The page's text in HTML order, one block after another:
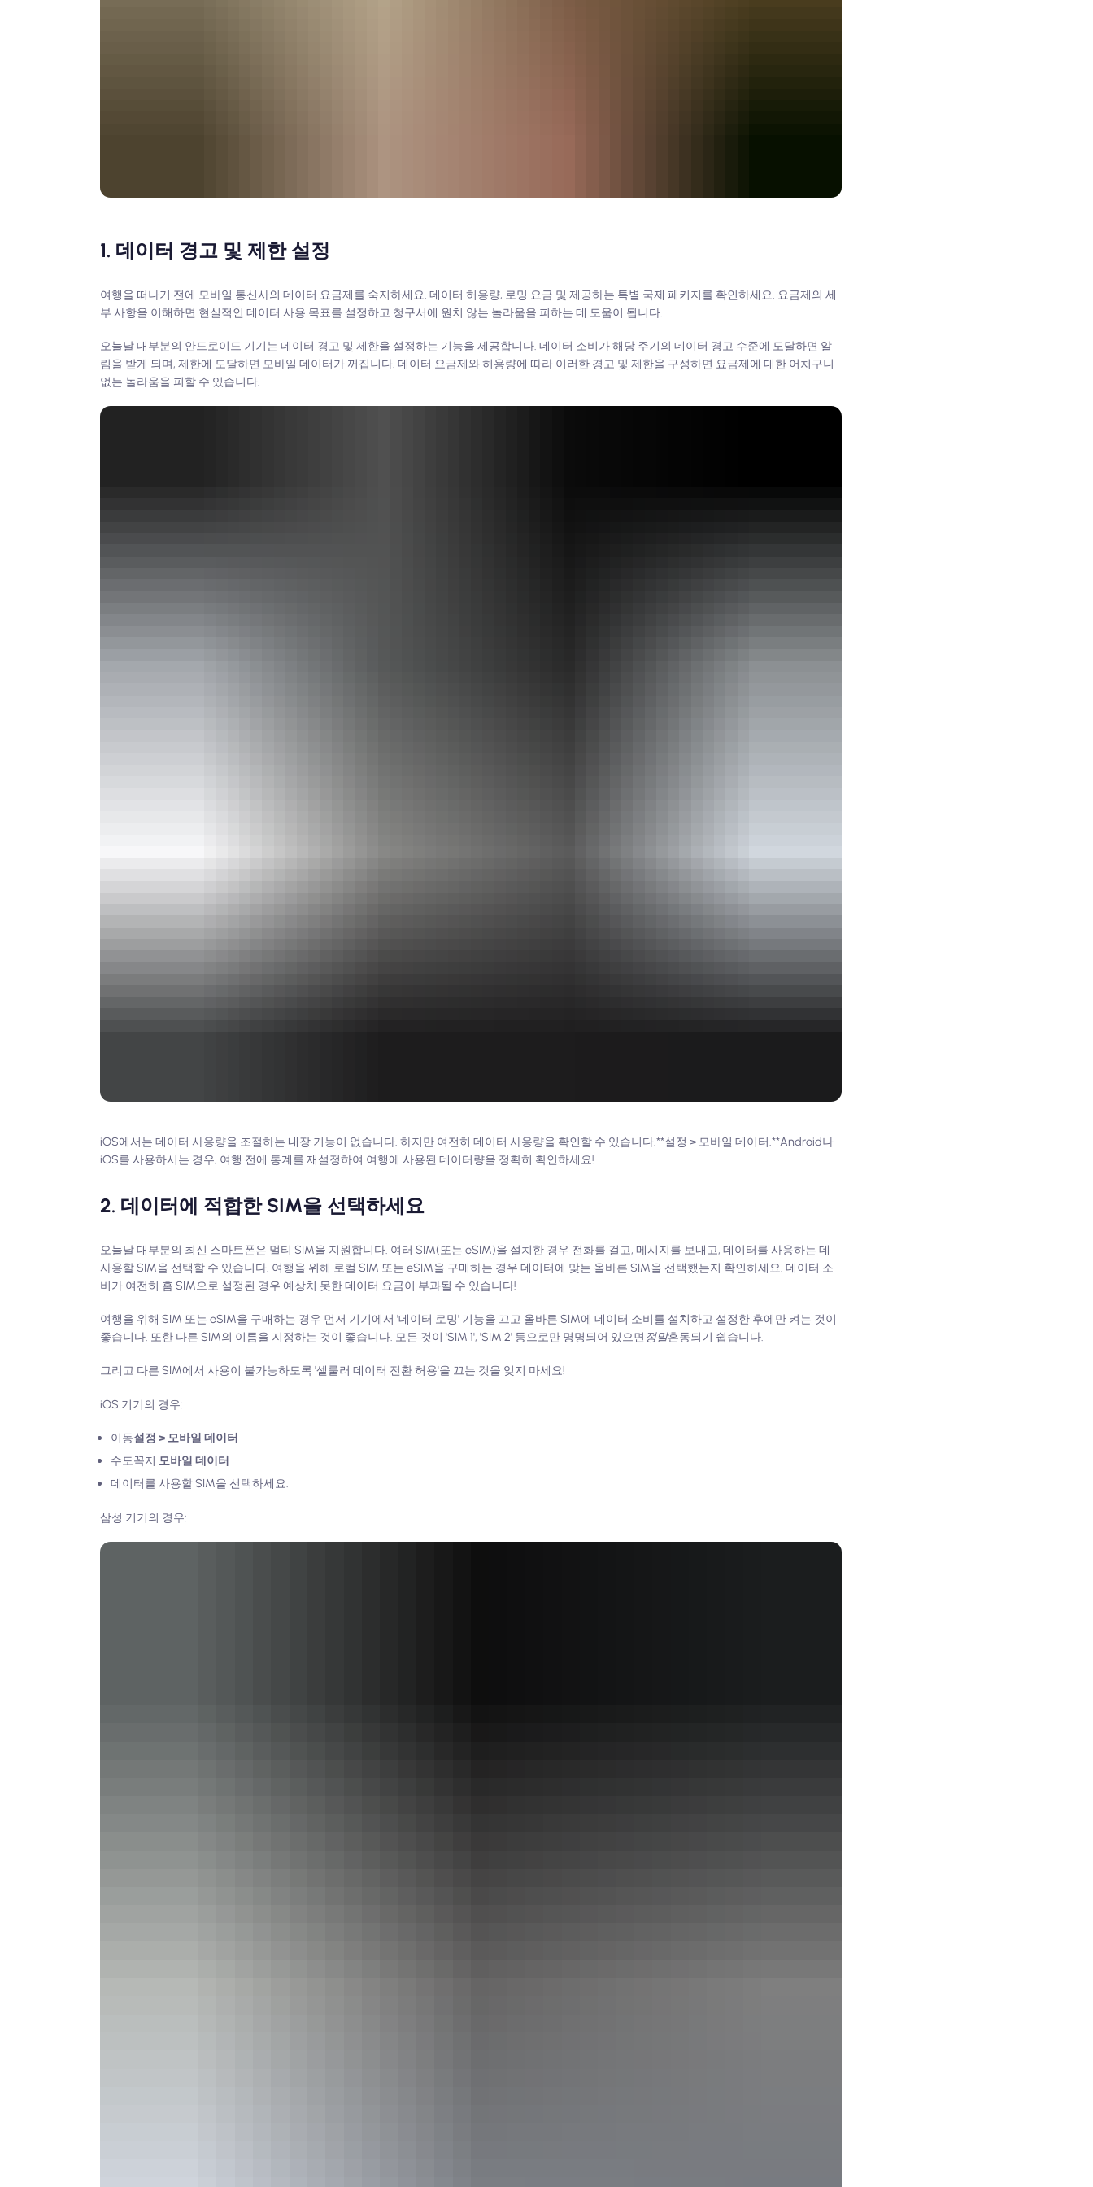
1. 데이터 경고 및 제한 설정
여행을 떠나기 전에 모바일 통신사의 데이터 요금제를 숙지하세요. 데이터 허용량, 로밍 요금 및 제공하는 특별 국제 패키지를 확인하세요. 요금제의 세
부 사항을 이해하면 현실적인 데이터 사용 목표를 설정하고 청구서에 원치 않는 놀라움을 피하는 데 도움이 됩니다.
오늘날 대부분의 안드로이드 기기는 데이터 경고 및 제한을 설정하는 기능을 제공합니다. 데이터 소비가 해당 주기의 데이터 경고 수준에 도달하면 알
림을 받게 되며, 제한에 도달하면 모바일 데이터가 꺼집니다. 데이터 요금제와 허용량에 따라 이러한 경고 및 제한을 구성하면 요금제에 대한 어처구니
없는 놀라움을 피할 수 있습니다.
iOS에서는 데이터 사용량을 조절하는 내장 기능이 없습니다. 하지만 여전히 데이터 사용량을 확인할 수 있습니다.**설정 > 모바일 데이터.**Android나
iOS를 사용하시는 경우, 여행 전에 통계를 재설정하여 여행에 사용된 데이터량을 정확히 확인하세요!
2. 데이터에 적합한 SIM을 선택하세요
오늘날 대부분의 최신 스마트폰은 멀티 SIM을 지원합니다. 여러 SIM(또는 eSIM)을 설치한 경우 전화를 걸고, 메시지를 보내고, 데이터를 사용하는 데
사용할 SIM을 선택할 수 있습니다. 여행을 위해 로컬 SIM 또는 eSIM을 구매하는 경우 데이터에 맞는 올바른 SIM을 선택했는지 확인하세요. 데이터 소
비가 여전히 홈 SIM으로 설정된 경우 예상치 못한 데이터 요금이 부과될 수 있습니다!
여행을 위해 SIM 또는 eSIM을 구매하는 경우 먼저 기기에서 '데이터 로밍' 기능을 끄고 올바른 SIM에 데이터 소비를 설치하고 설정한 후에만 켜는 것이
좋습니다. 또한 다른 SIM의 이름을 지정하는 것이 좋습니다. 모든 것이 'SIM 1', 'SIM 2' 등으로만 명명되어 있으면 정말혼동되기 쉽습니다.
그리고 다른 SIM에서 사용이 불가능하도록 '셀룰러 데이터 전환 허용'을 끄는 것을 잊지 마세요!
iOS 기기의 경우:
이동설정 > 모바일 데이터
수도꼭지 모바일 데이터
데이터를 사용할 SIM을 선택하세요.
삼성 기기의 경우: